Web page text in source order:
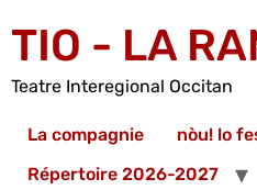
TIO - LA
Teatre Interegional Occitan
La compagnie nòu! lo
Répertoire 2026-2027